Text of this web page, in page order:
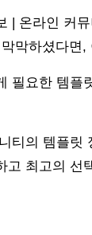
| 온라인 커
막하셨다면
필요한 템플
티의 템플릿
고 최고의 선